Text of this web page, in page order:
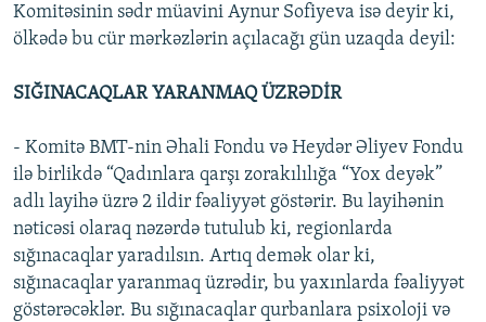
Komitəsinin sədr müavini Aynur Sofiyeva isə deyir ki,
ölkədə bu cür mərkəzlərin açılacağı gün uzaqda deyil:
SIĞINACAQLAR YARANMAQ ÜZRƏDİR
- Komitə BMT-nin Əhali Fondu və Heydər Əliyev Fondu
ilə birlikdə “Qadınlara qarşı zorakılılığa “Yox deyək”
adlı layihə üzrə 2 ildir fəaliyyət göstərir. Bu layihənin
nəticəsi olaraq nəzərdə tutulub ki, regionlarda
sığınacaqlar yaradılsın. Artıq demək olar ki,
sığınacaqlar yaranmaq üzrədir, bu yaxınlarda fəaliyyət
göstərəcəklər. Bu sığınacaqlar qurbanlara psixoloji və